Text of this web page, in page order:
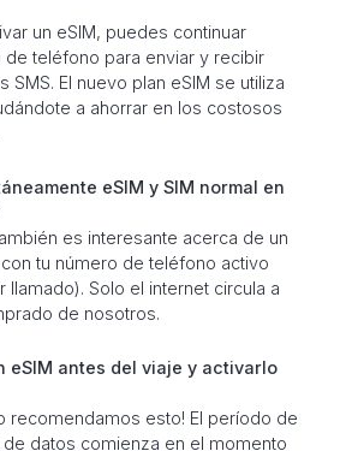
un eSIM, puedes continuar
de teléfono para enviar y recibir
SMS. El nuevo plan eSIM se utiliza
a ahorrar en los costosos
eSIM y SIM normal en
es interesante acerca de un
tu número de teléfono activo
llamado). Solo el internet circula a
de nosotros.
eSIM antes del viaje y activarlo
recomendamos esto! El período de
datos comienza en el momento